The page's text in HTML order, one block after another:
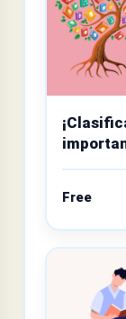
Free